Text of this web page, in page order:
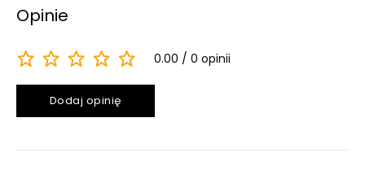
Opinie
0.00 0 opinii
Dodaj opinię